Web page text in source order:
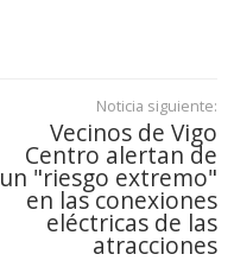
Noticia siguiente:
Vecinos de Vigo
Centro alertan de
un "riesgo extremo"
en las conexiones
eléctricas de las
atracciones